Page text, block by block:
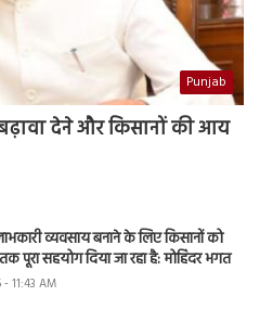
Punjab
देने और किसानों की आय
व्यवसाय बनाने के लिए किसानों को
पूरा सहयोग दिया जा रहा है: मोहिंदर भगत
11:43 AM